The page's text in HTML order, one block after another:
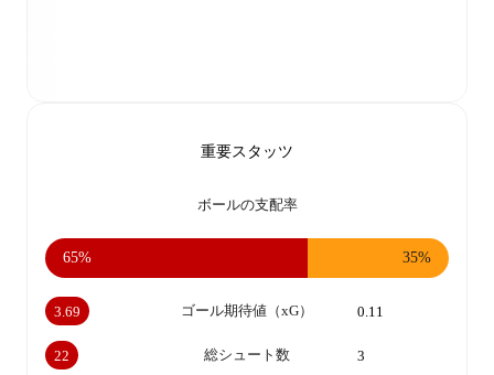
重要スタッツ
ボールの支配率
65% 35%
ゴール期待値（xG）
3.69 0.11
総シュート数
22 3